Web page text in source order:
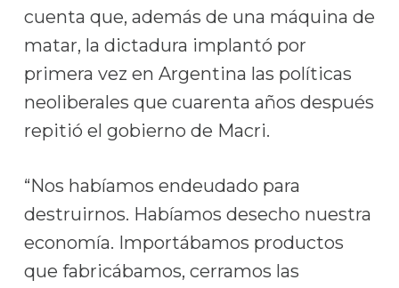
cuenta que, además de una máquina de
matar, la dictadura implantó por
primera vez en Argentina las políticas
neoliberales que cuarenta años después
repitió el gobierno de Macri.
“Nos habíamos endeudado para
destruirnos. Habíamos desecho nuestra
economía. Importábamos productos
que fabricábamos, cerramos las